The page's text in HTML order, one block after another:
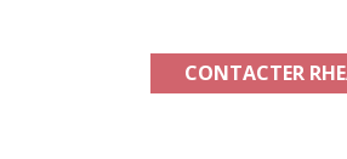
CONTACTER